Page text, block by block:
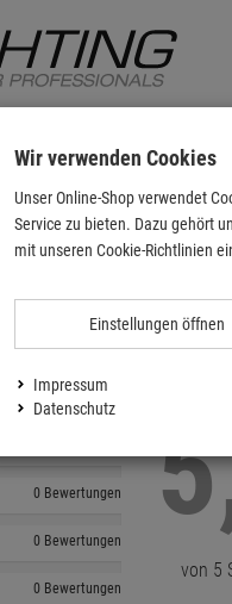
2 Bewertungen
0 Bewertungen
0 Bewertungen
0 Bewertungen
von 5
Wir verwenden Cookies
Unser Online-Shop verwendet
Service zu bieten. Dazu gehört
mit unseren Cookie-Richtlinien
Einstellungen öffnen
Impressum
Datenschutz